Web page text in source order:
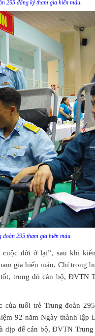
295 đăng ký tham gia hiến máu.
295 tham gia hiến máu.
đời ở lại”, sau khi
gia hiến máu. Chỉ trong
trong đó cán bộ, ĐVTN
tuổi trẻ Trung đoàn
92 năm Ngày thành lập
dịp để cán bộ, ĐVTN Trung